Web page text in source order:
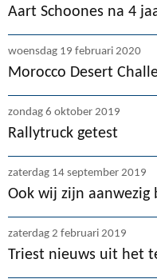
Aart Schoones na 4
woensdag 19 februari 2020
Morocco Desert
zondag 6 oktober 2019
Rallytruck getest
zaterdag 14 september 2019
Ook wij zijn aanwezig
zaterdag 2 februari 2019
Triest nieuws uit het